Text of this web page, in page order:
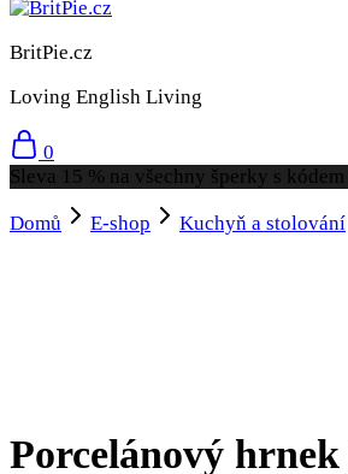
BritPie.cz
Loving English Living
0
Sleva 15 % na všechny šperky s
Domů E-shop Kuchyň a stolování
Porcelánový